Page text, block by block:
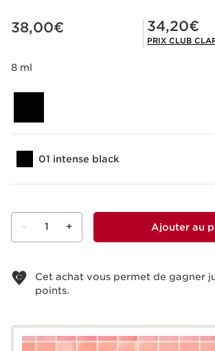
Nouveau prix 38,00€
38,00€ Prix Club Clarins 34,20€
34,20€
PRIX CLUB
8 ml
01 intense black
- 1 + Ajouter au
Cet achat vous permet de gagner
points.